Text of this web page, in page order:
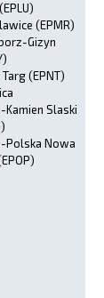
(EPMR)
Gizyn
(EPNT)
Kamien Slaski
Polska Nowa